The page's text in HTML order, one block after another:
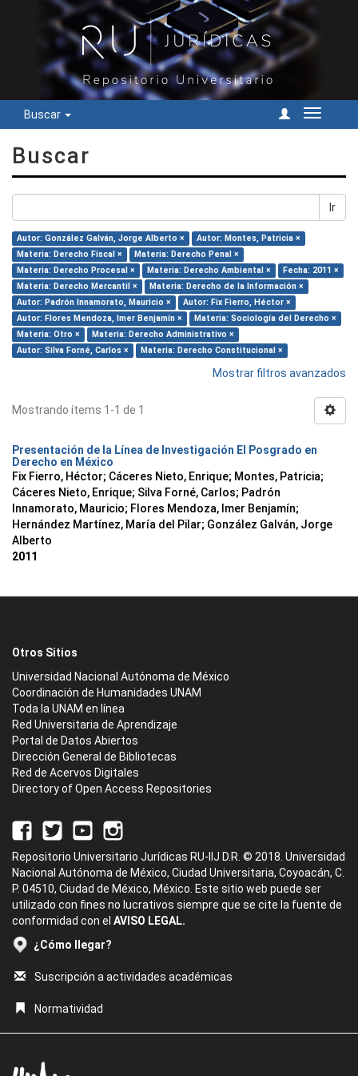
Buscar
Cambiar
Buscar
Ir
Autor: González Galván, Jorge Alberto ×
Autor: Montes, Patricia ×
Materia: Derecho Fiscal ×
Materia: Derecho Penal ×
Materia: Derecho Procesal ×
Materia: Derecho Ambiental ×
Fecha: 2011 ×
Materia: Derecho Mercantil ×
Materia: Derecho de la Información ×
Autor: Padrón Innamorato, Mauricio ×
Autor: Fix Fierro, Héctor ×
Autor: Flores Mendoza, Imer Benjamín ×
Materia: Sociología del Derecho ×
Materia: Otro ×
Materia: Derecho Administrativo ×
Autor: Silva Forné, Carlos ×
Materia: Derecho Constitucional ×
Mostrar filtros avanzados
Mostrando ítems 1-1 de 1
Presentación de la Línea de Investigación El Posgrado en
Derecho en México
Fix Fierro, Héctor; Cáceres Nieto, Enrique; Montes, Patricia;
Cáceres Nieto, Enrique; Silva Forné, Carlos; Padrón
Innamorato, Mauricio; Flores Mendoza, Imer Benjamín;
Hernández Martínez, María del Pilar; González Galván, Jorge
Alberto
2011
Otros Sitios
Universidad Nacional Autónoma de México
Coordinación de Humanidades UNAM
Toda la UNAM en línea
Red Universitaria de Aprendizaje
Portal de Datos Abiertos
Dirección General de Bibliotecas
Red de Acervos Digitales
Directory of Open Access Repositories
Repositorio Universitario Jurídicas RU-IIJ D.R. © 2018. Universidad
Nacional Autónoma de México, Ciudad Universitaria, Coyoacán, C.
P. 04510, Ciudad de México, México. Este sitio web puede ser
utilizado con fines no lucrativos siempre que se cite la fuente de
conformidad con el AVISO LEGAL.
¿Cómo llegar?
Suscripción a actividades académicas
Normatividad